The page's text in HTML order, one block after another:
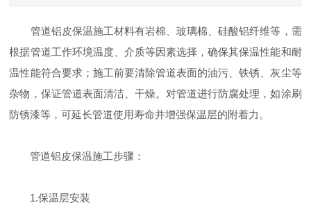
管道铝皮保温施工材料有岩棉、玻璃棉、硅酸铝纤维等，需
根据管道工作环境温度、介质等因素选择，确保其保温性能和耐
温性能符合要求；施工前要清除管道表面的油污、铁锈、灰尘等
杂物，保证管道表面清洁、干燥。对管道进行防腐处理，如涂刷
防锈漆等，可延长管道使用寿命并增强保温层的附着力。
管道铝皮保温施工步骤：
1.保温层安装